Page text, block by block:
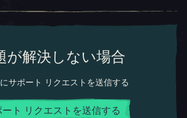
が解決しない場合
サポート リクエストを送信する
ト リクエストを送信する